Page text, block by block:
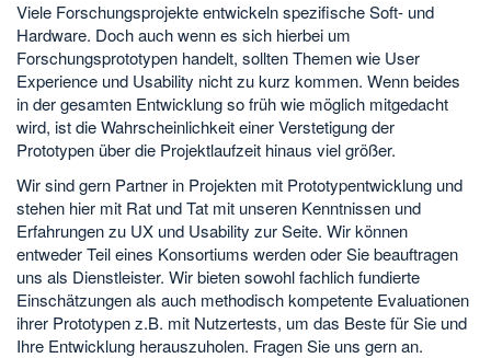
Viele Forschungsprojekte entwickeln spezifische Soft- und
Hardware. Doch auch wenn es sich hierbei um
Forschungsprototypen handelt, sollten Themen wie User
Experience und Usability nicht zu kurz kommen. Wenn beides
in der gesamten Entwicklung so früh wie möglich mitgedacht
wird, ist die Wahrscheinlichkeit einer Verstetigung der
Prototypen über die Projektlaufzeit hinaus viel größer.
Wir sind gern Partner in Projekten mit Prototypentwicklung und
stehen hier mit Rat und Tat mit unseren Kenntnissen und
Erfahrungen zu UX und Usability zur Seite. Wir können
entweder Teil eines Konsortiums werden oder Sie beauftragen
uns als Dienstleister. Wir bieten sowohl fachlich fundierte
Einschätzungen als auch methodisch kompetente Evaluationen
ihrer Prototypen z.B. mit Nutzertests, um das Beste für Sie und
Ihre Entwicklung herauszuholen. Fragen Sie uns gern an.